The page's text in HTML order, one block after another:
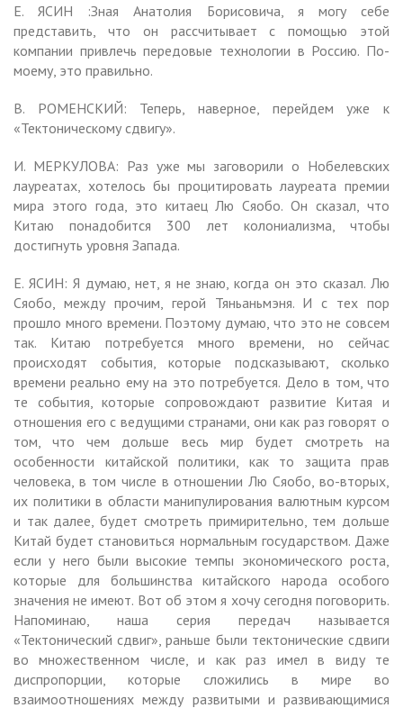
Е. ЯСИН :Зная Анатолия Борисовича, я могу себе
представить, что он рассчитывает с помощью этой
компании привлечь передовые технологии в Россию. По-
моему, это правильно.
В. РОМЕНСКИЙ: Теперь, наверное, перейдем уже к
«Тектоническому сдвигу».
И. МЕРКУЛОВА: Раз уже мы заговорили о Нобелевских
лауреатах, хотелось бы процитировать лауреата премии
мира этого года, это китаец Лю Сяобо. Он сказал, что
Китаю понадобится 300 лет колониализма, чтобы
достигнуть уровня Запада.
Е. ЯСИН: Я думаю, нет, я не знаю, когда он это сказал. Лю
Сяобо, между прочим, герой Тяньаньмэня. И с тех пор
прошло много времени. Поэтому думаю, что это не совсем
так. Китаю потребуется много времени, но сейчас
происходят события, которые подсказывают, сколько
времени реально ему на это потребуется. Дело в том, что
те события, которые сопровождают развитие Китая и
отношения его с ведущими странами, они как раз говорят о
том, что чем дольше весь мир будет смотреть на
особенности китайской политики, как то защита прав
человека, в том числе в отношении Лю Сяобо, во-вторых,
их политики в области манипулирования валютным курсом
и так далее, будет смотреть примирительно, тем дольше
Китай будет становиться нормальным государством. Даже
если у него были высокие темпы экономического роста,
которые для большинства китайского народа особого
значения не имеют. Вот об этом я хочу сегодня поговорить.
Напоминаю, наша серия передач называется
«Тектонический сдвиг», раньше были тектонические сдвиги
во множественном числе, и как раз имел в виду те
диспропорции, которые сложились в мире во
взаимоотношениях между развитыми и развивающимися